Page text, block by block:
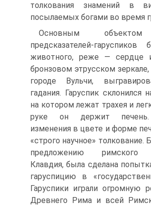
толкования знамений в
посылаемых богами во время
Основным объектом
предсказателей-гаруспиков
животного, реже — сердце
бронзовом этрусском
городе Вульчи,
гадания. Гаруспик склонился
на котором лежат трахея и
руке он держит
изменения в цвете и форме
«строго научное» толкование.
предложению римского
Клавдия, была сделана
гаруспицию в
Гаруспики играли огромную
Древнего Рима и всей